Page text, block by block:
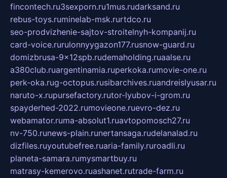
fincontech.ru3sexporn.ru1mus.rudarksand.ru
rebus-toys.ruminelab-msk.rurtdco.ru
seo-prodvizhenie-sajtov-stroitelnyh-kompanij.ru
card-voice.rurulonnyygazon177.rusnow-guard.ru
domizbrusa-9x12spb.rudemaholding.ruaalse.ru
a380club.ruargentinamia.ruperkoka.rumovie-one.ru
perk-oka.rug-octopus.rusibarchives.ruandreislyusar.ru
naruto-x.rupursefactory.rutor-lyubov-i-grom.ru
spayderhed-2022.rumovieone.ruevro-dez.ru
webamator.ruma-absolut1.ruavtopomosch27.ru
nv-750.runews-plain.runertansaga.rudelanalad.ru
dizfiles.ruyoutubefree.ruaria-family.ruroadli.ru
planeta-samara.rumysmartbuy.ru
matrasy-kemerovo.ruashanet.rutrade-farm.ru